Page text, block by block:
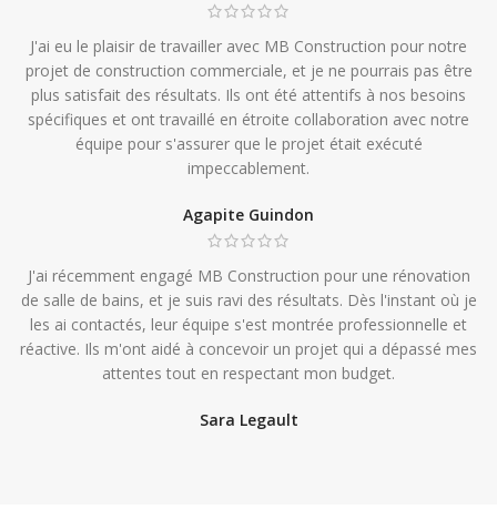
J'ai eu le plaisir de travailler avec MB Construction pour notre
projet de construction commerciale, et je ne pourrais pas être
plus satisfait des résultats. Ils ont été attentifs à nos besoins
spécifiques et ont travaillé en étroite collaboration avec notre
équipe pour s'assurer que le projet était exécuté
impeccablement.
Agapite Guindon
J'ai récemment engagé MB Construction pour une rénovation
de salle de bains, et je suis ravi des résultats. Dès l'instant où je
les ai contactés, leur équipe s'est montrée professionnelle et
réactive. Ils m'ont aidé à concevoir un projet qui a dépassé mes
attentes tout en respectant mon budget.
Sara Legault